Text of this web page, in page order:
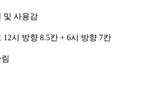
및 사용감
시 방향 8.5칸 + 6시 방향 7칸